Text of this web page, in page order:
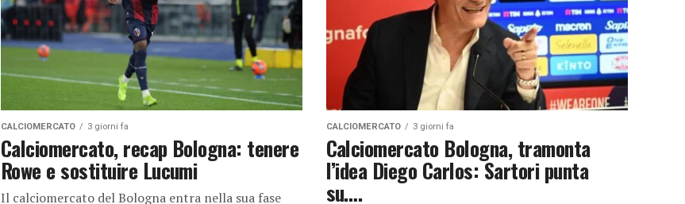
CALCIOMERCATO 3 giorni fa
Calciomercato, recap Bologna: tenere
Rowe e sostituire Lucumi
Il calciomercato del Bologna entra nella sua fase
CALCIOMERCATO 3 giorni fa
Calciomercato Bologna, tramonta
l’idea Diego Carlos: Sartori punta
su….